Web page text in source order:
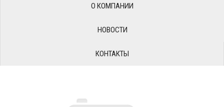
О КОМПАНИИ
НОВОСТИ
КОНТАКТЫ